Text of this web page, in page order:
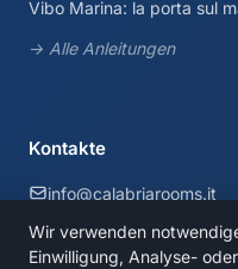
Wir verwenden
Einwilligung, Analyse-
Vibo Marina: la porta sul
→ Alle Anleitungen
Kontakte
info@calabriarooms.it
Calabria, Italia